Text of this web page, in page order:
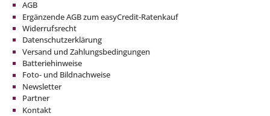
AGB
Ergänzende AGB zum easyCredit-Ratenkauf
Widerrufsrecht
Datenschutzerklärung
Versand und Zahlungsbedingungen
Batteriehinweise
Foto- und Bildnachweise
Newsletter
Partner
Kontakt